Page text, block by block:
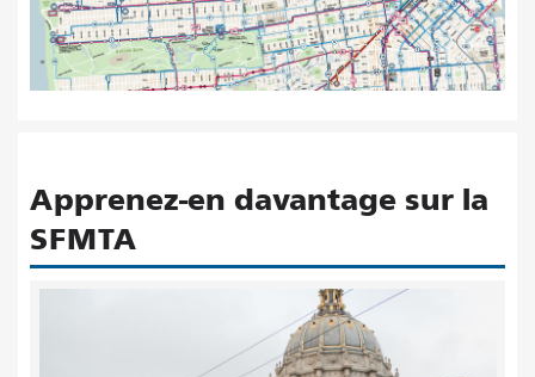
Apprenez-en davantage sur la
SFMTA